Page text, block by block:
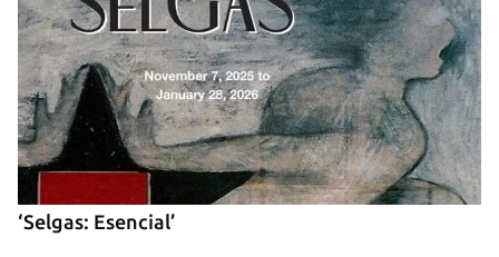
Guardar como favorito
Para poder guardar como favorito, primero has de
iniciar sesión con tu cuenta de 14ymedio.
INICIAR SESIÓN CANCELAR
‘Selgas: Esencial’